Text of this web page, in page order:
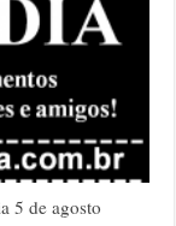
5 de agosto